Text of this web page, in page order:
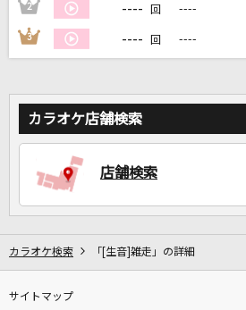
2 ---- 回 ----
3 ---- 回 ----
カラオケ店舗検索
店舗検索
カラオケ検索 「[生音]雑走」の詳細
サイトマップ